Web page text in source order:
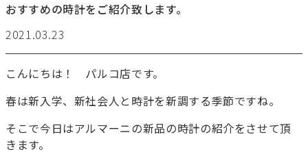
おすすめの時計をご紹介致します。
2021.03.23
こんにちは！ パルコ店です。
春は新入学、新社会人と時計を新調する季節ですね。
そこで今日はアルマーニの新品の時計の紹介をさせて頂
きます。